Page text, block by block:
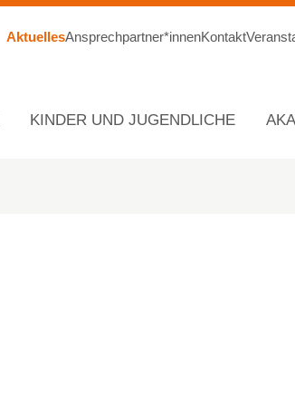
AktuellesAnsprechpartner*innenKontakt
KINDER UND JUGENDLICHE